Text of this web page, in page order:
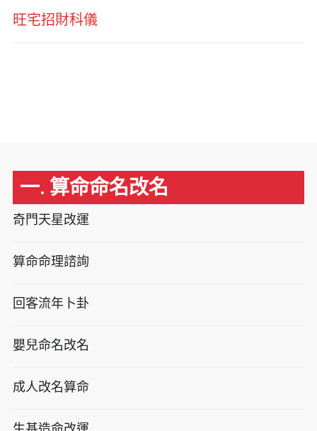
旺宅招財科儀
一. 算命命名改名
奇門天星改運
算命命理諮詢
回客流年卜卦
嬰兒命名改名
成人改名算命